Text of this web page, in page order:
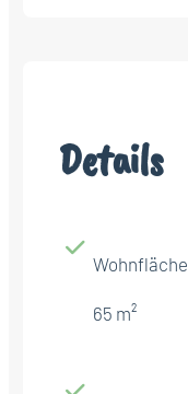
Details
Wohnfläche
65 m²